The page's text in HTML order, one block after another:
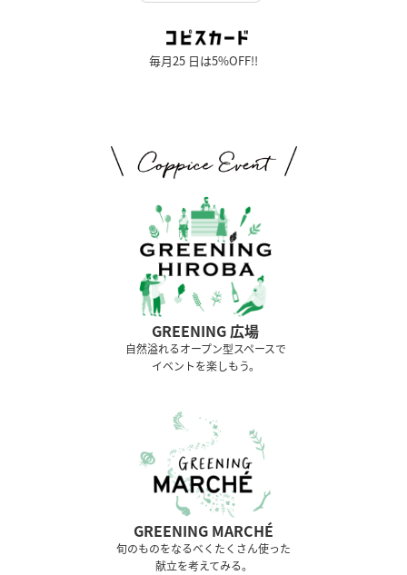
毎月25 日は5%OFF!!
GREENING 広場
⾃然溢れるオープン型スペースで
イベントを楽しもう。
GREENING MARCHÉ
旬のものをなるべくたくさん使った
献立を考えてみる。